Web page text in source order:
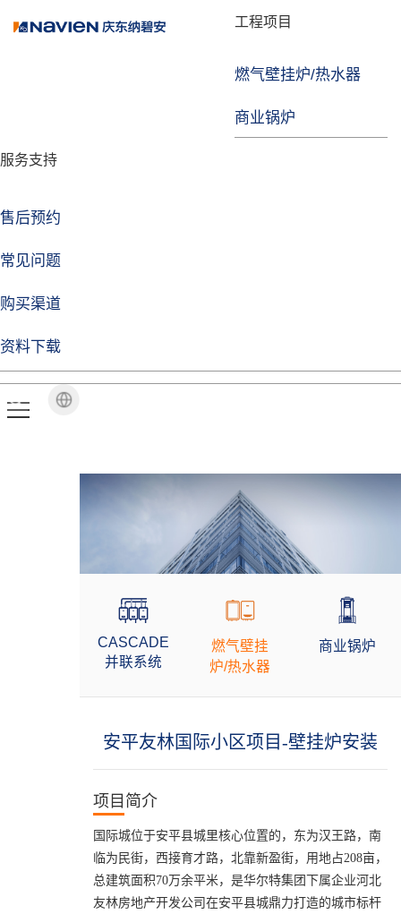
工程项目
燃气壁挂炉/热水器
商业锅炉
服务支持
售后预约
常见问题
购买渠道
资料下载
品牌故事
技术实力
企业动态
焦点注册Life
品牌视角
CASCADE
并联系统
燃气壁挂
炉/热水器
商业锅炉
安平友林国际小区项目-壁挂炉安装
项目简介
国际城位于安平县城里核心位置的，东为汉王路，南
临为民街，西接育才路，北靠新盈街，用地占208亩，
总建筑面积70万余平米，是华尔特集团下属企业河北
友林房地产开发公司在安平县城鼎力打造的城市标杆